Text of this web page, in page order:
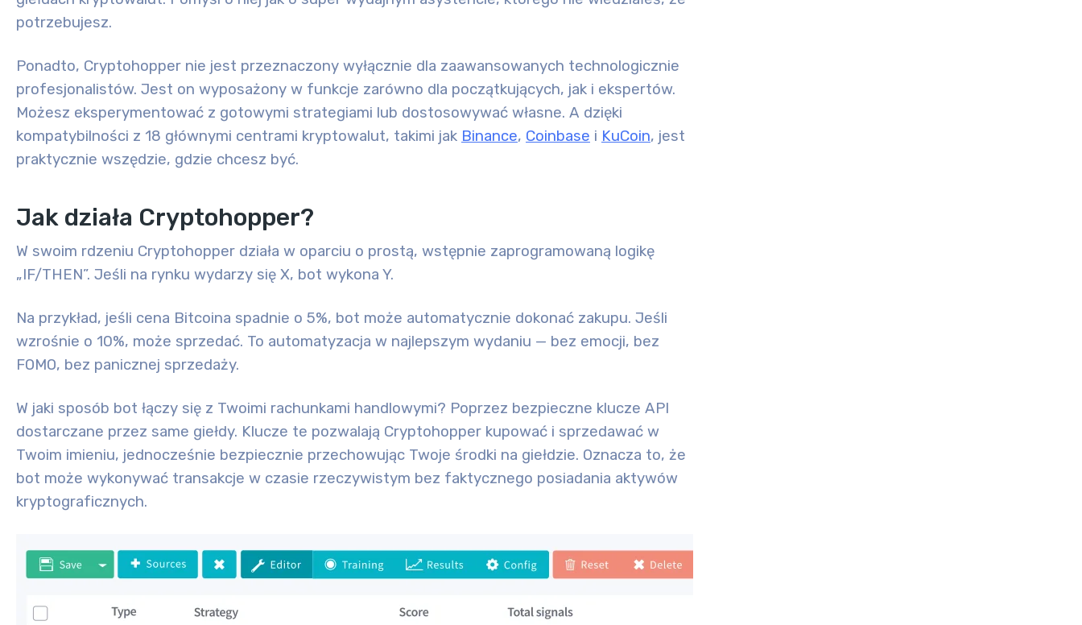
potrzebujesz.
Ponadto, Cryptohopper nie jest przeznaczony wyłącznie dla zaawansowanych technologicznie
profesjonalistów. Jest on wyposażony w funkcje zarówno dla początkujących, jak i ekspertów.
Możesz eksperymentować z gotowymi strategiami lub dostosowywać własne. A dzięki
kompatybilności z 18 głównymi centrami kryptowalut, takimi jak Binance, Coinbase i KuCoin, jest
praktycznie wszędzie, gdzie chcesz być.
Jak działa Cryptohopper?
W swoim rdzeniu Cryptohopper działa w oparciu o prostą, wstępnie zaprogramowaną logikę
„IF/THEN”. Jeśli na rynku wydarzy się X, bot wykona Y.
Na przykład, jeśli cena Bitcoina spadnie o 5%, bot może automatycznie dokonać zakupu. Jeśli
wzrośnie o 10%, może sprzedać. To automatyzacja w najlepszym wydaniu — bez emocji, bez
FOMO, bez panicznej sprzedaży.
W jaki sposób bot łączy się z Twoimi rachunkami handlowymi? Poprzez bezpieczne klucze API
dostarczane przez same giełdy. Klucze te pozwalają Cryptohopper kupować i sprzedawać w
Twoim imieniu, jednocześnie bezpiecznie przechowując Twoje środki na giełdzie. Oznacza to, że
bot może wykonywać transakcje w czasie rzeczywistym bez faktycznego posiadania aktywów
kryptograficznych.